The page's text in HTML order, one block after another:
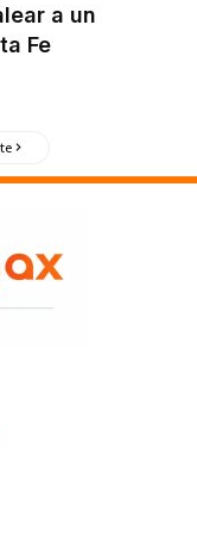
a un
Fe